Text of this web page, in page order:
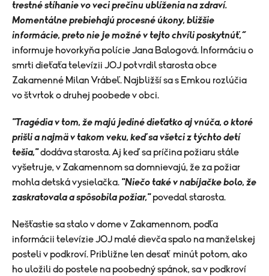
trestné stíhanie vo veci prečinu ublíženia na zdraví.
Momentálne prebiehajú procesné úkony, bližšie
informácie, preto nie je možné v tejto chvíli poskytnúť,“
informuje hovorkyňa polície Jana Balogová. Informáciu o
smrti dieťaťa televízii JOJ potvrdil starosta obce
Zakamenné Milan Vrábeľ. Najbližší sa s Emkou rozlúčia
vo štvrtok o druhej poobede v obci.
"Tragédia v tom, že majú jediné dieťatko aj vnúča, o ktoré
prišli a najmä v takom veku, keď sa všetci z týchto detí
tešia,"dodáva starosta. Aj keď sa príčina požiaru stále
vyšetruje, v Zakamennom sa domnievajú, že za požiar
mohla detská vysielačka. "Niečo také v nabíjačke bolo, že
zaskratovala a spôsobila požiar,"povedal starosta.
Nešťastie sa stalo v dome v Zakamennom, podľa
informácii televízie JOJ malé dievča spalo na manželskej
posteli v podkroví. Približne len desať minút potom, ako
ho uložili do postele na poobedný spánok, sa v podkroví